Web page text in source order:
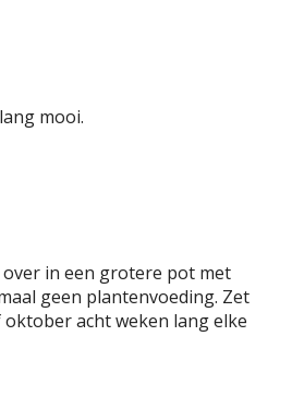
mooi.
in een grotere pot met
geen plantenvoeding. Zet
acht weken lang elke